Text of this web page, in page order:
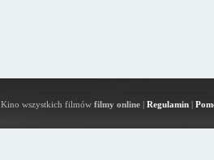
wszystkich filmów filmy online| Regulamin|